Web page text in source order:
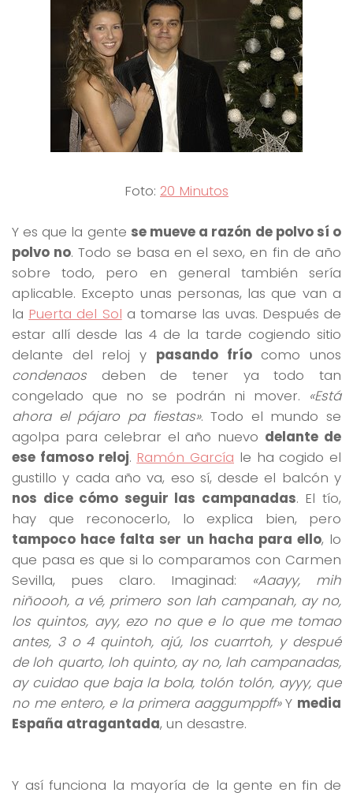
Foto: 20 Minutos
Y es que la gente se mueve a razón de polvo sí o
polvo no. Todo se basa en el sexo, en fin de año
sobre todo, pero en general también sería
aplicable. Excepto unas personas, las que van a
la Puerta del Sol a tomarse las uvas. Después de
estar allí desde las 4 de la tarde cogiendo sitio
delante del reloj y pasando fríocomo unos
condenaosdeben de tener ya todo tan
congelado que no se podrán ni mover. «Está
ahora el pájaro pa fiestas». Todo el mundo se
agolpa para celebrar el año nuevo delante de
ese famoso reloj. Ramón García le ha cogido el
gustillo y cada año va, eso sí, desde el balcón y
nos dice cómo seguir las campanadas. El tío,
hay que reconocerlo, lo explica bien, pero
tampoco hace falta ser un hacha para ello, lo
que pasa es que si lo comparamos con Carmen
Sevilla, pues claro. Imaginad: «Aaayy, mih
niñoooh, a vé, primero son lah campanah, ay no,
los quintos, ayy, ezo no que e lo que me tomao
antes, 3 o 4 quintoh, ajú, los cuarrtoh, y despué
de loh quarto, loh quinto, ay no, lah campanadas,
ay cuidao que baja la bola, tolón tolón, ayyy, que
no me entero, e la primera aaggumppff»Y media
España atragantada, un desastre.
Y así funciona la mayoría de la gente en fin de